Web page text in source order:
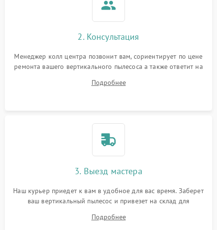
1000 ₽
проводов
500 ₽ Подробнее →
Поломка системы защиты
1000 ₽
1500 ₽
2. Консультация
Менеджер колл центра позвонит вам, сориентирует по цене
ремонта вашего вертикального пылесоса а также ответит на
Подробнее
3. Выезд мастера
Наш курьер приедет к вам в удобное для вас время. Заберет
ваш вертикальный пылесос и привезет на склад для
Подробнее